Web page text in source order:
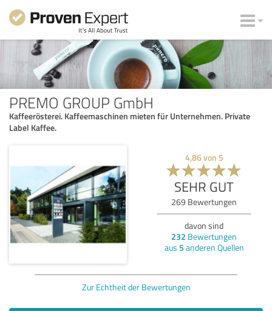
PREMO GROUP GmbH
Kaffeerösterei. Kaffeemaschinen mieten für Unternehmen. Private
Label Kaffee.
4,86von 5
SEHR GUT
269 Bewertungen
davon sind
232 Bewertungen
aus 5 anderen Quellen
Zur Echtheit der Bewertungen